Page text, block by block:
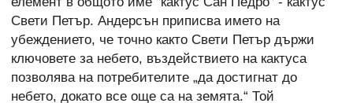
Свети Петър. Андерсън приписва името на
убеждението, че точно както Свети Петър държи
ключовете за небето, въздействието на кактуса
позволява на потребителите „да достигнат до
небето, докато все още са на земята.“ Той